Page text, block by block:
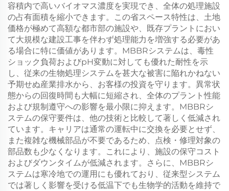
容積内で高いバイオマス濃度を実現でき、全体の処理施設
の占有面積を縮小できます。この省スペース特性は、土地
価格が極めて高額な都市部の施設や、既存プラントにおい
て大規模な建設工事を伴わず処理能力を増強する必要があ
る場合に特に価値があります。MBBRシステムは、毒性
ショック負荷およびpH変動に対しても優れた耐性を示
し、従来の生物処理システムを甚大な被害に陥れかねない
予期せぬ産業排水から、お客様の投資を守ります。異常状
態からの回復時間も大幅に短縮され、全体のプラント性能
および規制遵守への影響を最小限に抑えます。MBBRシ
ステムの保守要件は、他の技術と比較して著しく低減され
ています。キャリアは通常の運転中に交換を必要とせず、
また複雑な機械部品が不要であるため、点検・修理対象の
部品数も少なくなります。これにより、施設の保守コスト
およびダウンタイムが低減されます。さらに、MBBRシ
ステムは寒冷地での運用にも優れており、従来型システム
では著しく影響を受ける低温下でも生物学的活動を維持で